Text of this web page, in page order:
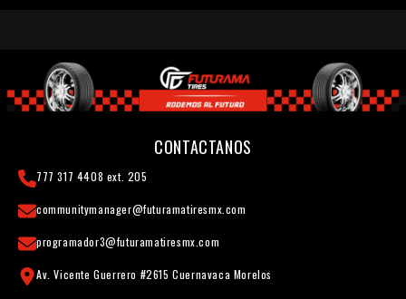
CONTACTANOS
777 317 4408 ext. 205
communitymanager@futuramatiresmx.com
programador3@futuramatiresmx.com
Av. Vicente Guerrero #2615 Cuernavaca Morelos